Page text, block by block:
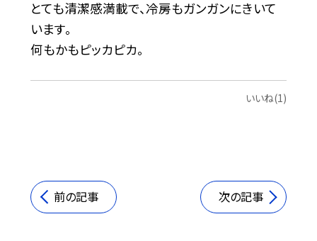
とても清潔感満載で、冷房もガンガンにきいて
います。
何もかもピッカピカ。
いいね(1)
前の記事 次の記事